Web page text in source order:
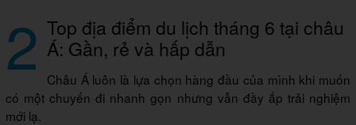
2 Top địa điểm du lịch tháng 6 tại châu
Á: Gần, rẻ và hấp dẫn
Châu Á luôn là lựa chọn hàng đầu của mình khi muốn
có một chuyến đi nhanh gọn nhưng vẫn đầy ắp trải nghiệm
mới lạ.